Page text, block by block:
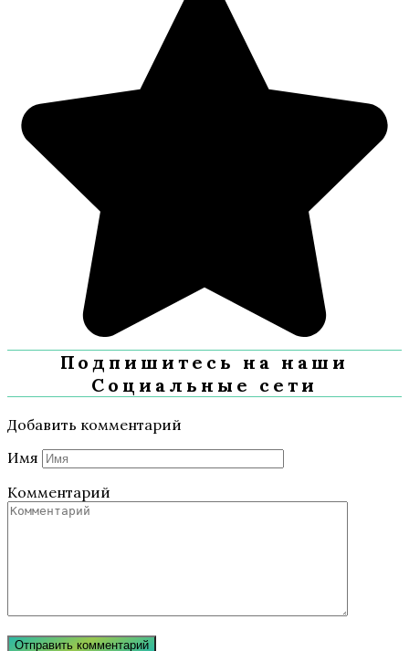
Подпишитесь на наши
Социальные сети
Добавить комментарий
Имя
Комментарий